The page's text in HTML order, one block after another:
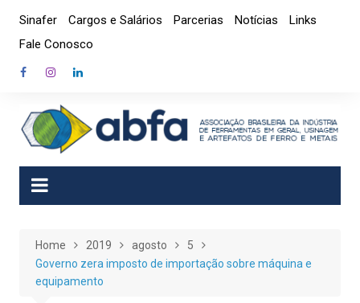
content
Sinafer Cargos e Salários Parcerias Notícias
Links
Fale Conosco
Home 2019 agosto
5
Governo zera imposto de importação sobre máquina e
equipamento